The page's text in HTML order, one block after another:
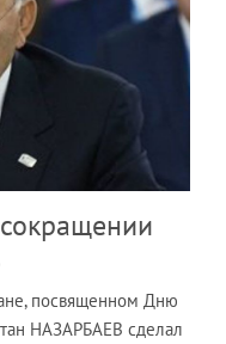
посвященном Дню
НАЗАРБАЕВ сделал